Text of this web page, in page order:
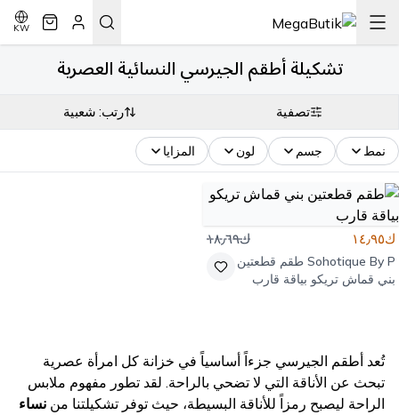
KW
تشكيلة أطقم الجيرسي النسائية العصرية
تصفية رتب: شعبية
نمط جسم لون المزايا
ك١٤٫٩٥ ك١٨٫٦٩
Sohotique By P طقم قطعتين
بني قماش تريكو بياقة قارب
تُعد أطقم الجيرسي جزءاً أساسياً في خزانة كل امرأة عصرية
تبحث عن الأناقة التي لا تضحي بالراحة. لقد تطور مفهوم ملابس
الراحة ليصبح رمزاً للأناقة البسيطة، حيث توفر تشكيلتنا من نساء